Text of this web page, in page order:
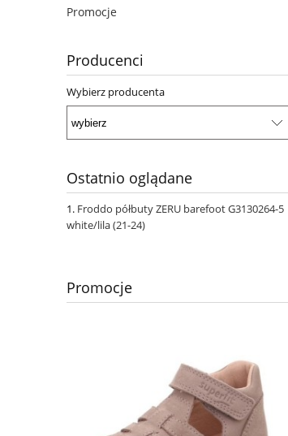
Promocje
Producenci
Wybierz producenta
Ostatnio oglądane
Froddo półbuty ZERU barefoot G3130264-5
white/lila (21-24)
Promocje